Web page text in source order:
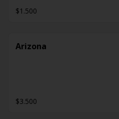
$1.500
Arizona
$3.500